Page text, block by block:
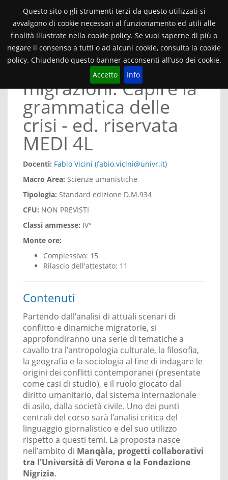
Questo sito o gli strumenti terzi da questo utilizzati si
avvalgono di cookie necessari al funzionamento ed utili alle
finalità illustrate nella cookie policy. Se vuoi saperne di più o
negare il consenso a tutti o ad alcuni cookie, consulta la cookie
policy. Chiudendo questo banner acconsenti all’uso dei cookie.
Accetto
Info
Orientamento Università di Verona
2025/26SCOPERTA
Toggle
Media, guerra e
migrazioni. Capire la
grammatica delle
crisi - ed. riservata
MEDI 4L
Docenti: Fabio Vicini (fabio.vicini@univr.it)
Macro Area: Scienze umanistiche
Tipologia: Standard edizione D.M.934
CFU: NON PREVISTI
Classi ammesse: IV°
Monte ore:
Complessivo: 15
Rilascio dell'attestato: 11
Contenuti
Partendo dall’analisi di attuali scenari di
conflitto e dinamiche migratorie, si
approfondiranno una serie di tematiche a
cavallo tra l’antropologia culturale, la filosofia,
la geografia e la sociologia al fine di indagare le
origini dei conflitti contemporanei (presentate
come casi di studio), e il ruolo giocato dal
diritto umanitario, dal sistema internazionale
di asilo, dalla società civile. Uno dei punti
centrali del corso sarà l’analisi critica del
linguaggio giornalistico e del suo utilizzo
rispetto a questi temi. La proposta nasce
nell’ambito di Manqàla, progetti collaborativi
tra l'Università di Verona e la Fondazione
Nigrizia.